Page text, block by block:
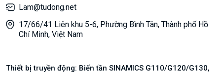
Lam@tudong.net
17/66/41 Liên khu 5-6, Phường Bình Tân, Thành phố Hồ
Chí Minh, Việt Nam
Thiết bị truyền động: Biến tần SINAMICS G110/G120/G130,